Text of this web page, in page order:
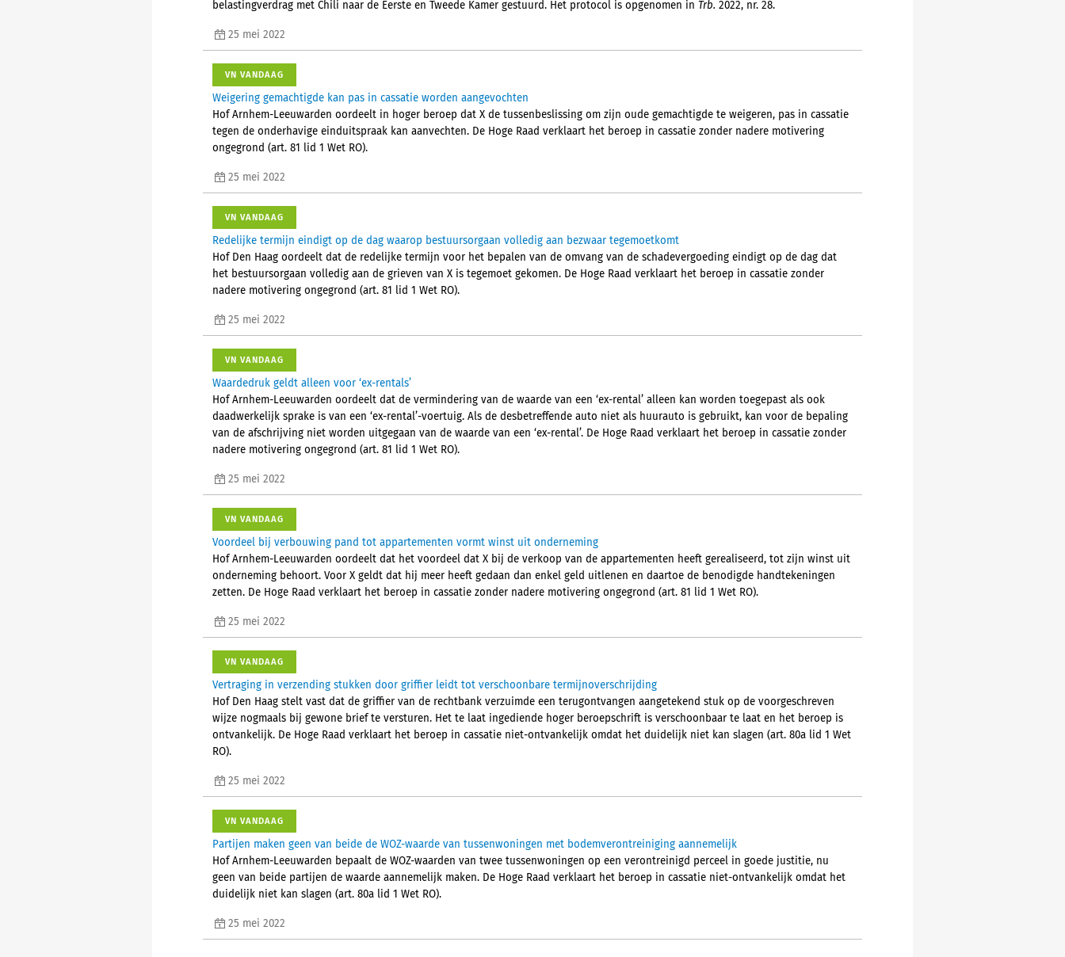
belastingverdrag met Chili naar de Eerste en Tweede Kamer gestuurd. Het protocol is opgenomen in Trb. 2022, nr. 28.
25 mei 2022
VN VANDAAG
Weigering gemachtigde kan pas in cassatie worden aangevochten
Hof Arnhem-Leeuwarden oordeelt in hoger beroep dat X de tussenbeslissing om zijn oude gemachtigde te weigeren, pas in cassatie
tegen de onderhavige einduitspraak kan aanvechten. De Hoge Raad verklaart het beroep in cassatie zonder nadere motivering
ongegrond (art. 81 lid 1 Wet RO).
25 mei 2022
VN VANDAAG
Redelijke termijn eindigt op de dag waarop bestuursorgaan volledig aan bezwaar tegemoetkomt
Hof Den Haag oordeelt dat de redelijke termijn voor het bepalen van de omvang van de schadevergoeding eindigt op de dag dat
het bestuursorgaan volledig aan de grieven van X is tegemoet gekomen. De Hoge Raad verklaart het beroep in cassatie zonder
nadere motivering ongegrond (art. 81 lid 1 Wet RO).
25 mei 2022
VN VANDAAG
Waardedruk geldt alleen voor ‘ex-rentals’
Hof Arnhem-Leeuwarden oordeelt dat de vermindering van de waarde van een ‘ex-rental’ alleen kan worden toegepast als ook
daadwerkelijk sprake is van een ‘ex-rental’-voertuig. Als de desbetreffende auto niet als huurauto is gebruikt, kan voor de bepaling
van de afschrijving niet worden uitgegaan van de waarde van een ‘ex-rental’. De Hoge Raad verklaart het beroep in cassatie zonder
nadere motivering ongegrond (art. 81 lid 1 Wet RO).
25 mei 2022
VN VANDAAG
Voordeel bij verbouwing pand tot appartementen vormt winst uit onderneming
Hof Arnhem-Leeuwarden oordeelt dat het voordeel dat X bij de verkoop van de appartementen heeft gerealiseerd, tot zijn winst uit
onderneming behoort. Voor X geldt dat hij meer heeft gedaan dan enkel geld uitlenen en daartoe de benodigde handtekeningen
zetten. De Hoge Raad verklaart het beroep in cassatie zonder nadere motivering ongegrond (art. 81 lid 1 Wet RO).
25 mei 2022
VN VANDAAG
Vertraging in verzending stukken door griffier leidt tot verschoonbare termijnoverschrijding
Hof Den Haag stelt vast dat de griffier van de rechtbank verzuimde een terugontvangen aangetekend stuk op de voorgeschreven
wijze nogmaals bij gewone brief te versturen. Het te laat ingediende hoger beroepschrift is verschoonbaar te laat en het beroep is
ontvankelijk. De Hoge Raad verklaart het beroep in cassatie niet-ontvankelijk omdat het duidelijk niet kan slagen (art. 80a lid 1 Wet
RO).
25 mei 2022
VN VANDAAG
Partijen maken geen van beide de WOZ-waarde van tussenwoningen met bodemverontreiniging aannemelijk
Hof Arnhem-Leeuwarden bepaalt de WOZ-waarden van twee tussenwoningen op een verontreinigd perceel in goede justitie, nu
geen van beide partijen de waarde aannemelijk maken. De Hoge Raad verklaart het beroep in cassatie niet-ontvankelijk omdat het
duidelijk niet kan slagen (art. 80a lid 1 Wet RO).
25 mei 2022